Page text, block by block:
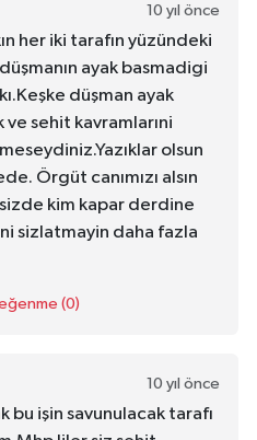
10 yıl önce
her iki tarafın yüzündeki
ayak basmadigi
düşman ayak
sehit kavramlarıni
olsun
Örgüt canımızı alsın
kim kapar derdine
sizlatmayin daha fazla
(0)
10 yıl önce
bu işin savunulacak tarafı